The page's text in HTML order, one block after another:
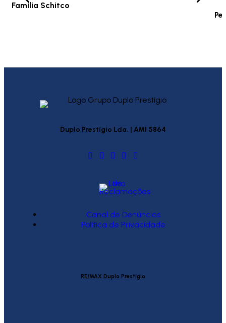
Família Schitco
Duplo Prestígio Lda. | AMI 5864
Canal de Denúncias
Política de Privacidade
RE/MAX Duplo Prestígio